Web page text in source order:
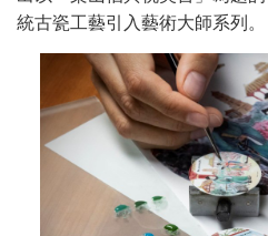
統古瓷工藝引入藝術大師系列。